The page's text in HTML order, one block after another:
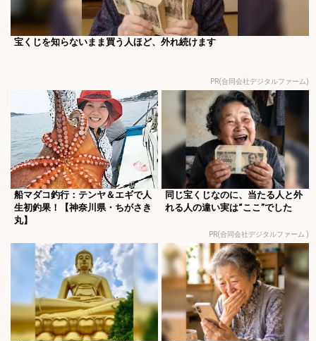
宝くじを知らないまま買う人ほど、外れ続けます
PR(合同会社デジタルファーム)
船マダコ釣行：テンヤ＆エギで人
生初釣果！【神奈川県・ちがさき
丸】
同じ宝くじなのに、当たる人と外
れる人の違い実は“ここ”でした
PR(合同会社デジタルファーム )